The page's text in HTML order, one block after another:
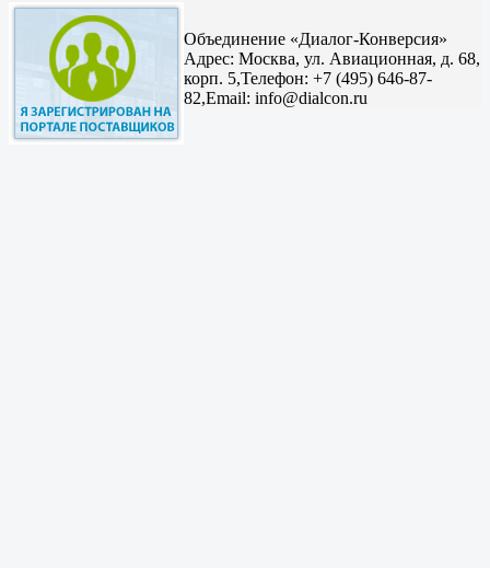
Объединение «Диалог-Конверсия»
Адрес: Москва, ул. Авиационная, д. 68,
корп. 5,Телефон: +7 (495) 646-87-
82,Email: info@dialcon.ru